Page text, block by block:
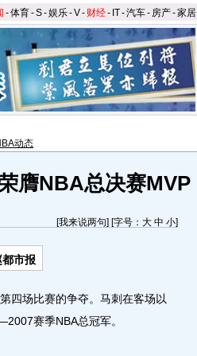
-体育-S-娱乐-V- 财经- IT-汽车- 房产-家居
动态
膺NBA总决赛MVP
[我来说两句] [字号： 大 中 小]
市报
场比赛的争夺。马刺在客场以
赛季NBA总冠军。